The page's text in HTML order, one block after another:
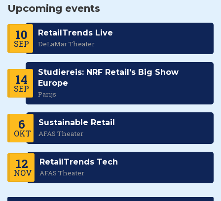
Upcoming events
10
SEP
RetailTrends Live
DeLaMar Theater
14
SEP
Studiereis: NRF Retail's Big Show
Europe
Parijs
6
OKT
Sustainable Retail
AFAS Theater
12
NOV
RetailTrends Tech
AFAS Theater